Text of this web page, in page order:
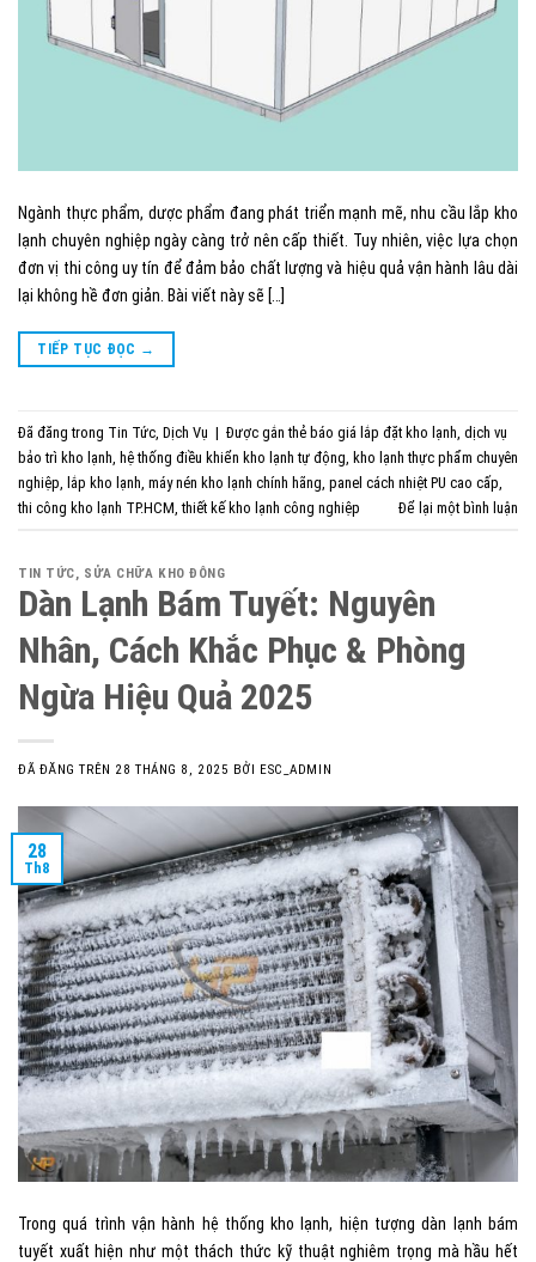
Ngành thực phẩm, dược phẩm đang phát triển mạnh mẽ, nhu cầu lắp kho
lạnh chuyên nghiệp ngày càng trở nên cấp thiết. Tuy nhiên, việc lựa chọn
đơn vị thi công uy tín để đảm bảo chất lượng và hiệu quả vận hành lâu dài
lại không hề đơn giản. Bài viết này sẽ […]
TIẾP TỤC ĐỌC →
Đã đăng trong Tin Tức Dịch Vụ | Được gắn thẻ báo giá lắp đặt kho lạnh dịch vụ
bảo trì kho lạnh hệ thống điều khiển kho lạnh tự động kho lạnh thực phẩm chuyên
nghiệp lắp kho lạnh máy nén kho lạnh chính hãng panel cách nhiệt PU cao cấp
thi công kho lạnh TP.HCM ,thiết kế kho lạnh công nghiệp Để lại một bình luận
TIN TỨC, SỬA CHỮA KHO ĐÔNG
Dàn Lạnh Bám Tuyết: Nguyên
Nhân, Cách Khắc Phục & Phòng
Ngừa Hiệu Quả 2025
ĐÃ ĐĂNG TRÊN 28 THÁNG 8, 2025 BỞI ESC_ADMIN
28
Th8
Trong quá trình vận hành hệ thống kho lạnh, hiện tượng dàn lạnh bám
tuyết xuất hiện như một thách thức kỹ thuật nghiêm trọng mà hầu hết